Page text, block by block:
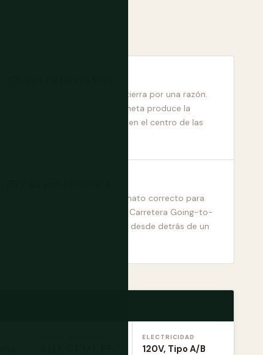
La ciudad más visitada de la tierra por una razón.
Ninguna otra ciudad en el planeta produce la
sensación particular de estar en el centro de las
La carretera abierta es el formato correcto para
América. Ruta 66. Carretera 1. Carretera Going-to-
the-Sun. El país tiene sentido desde detrás de un
ELECTRICIDAD
120V, Tipo A/B